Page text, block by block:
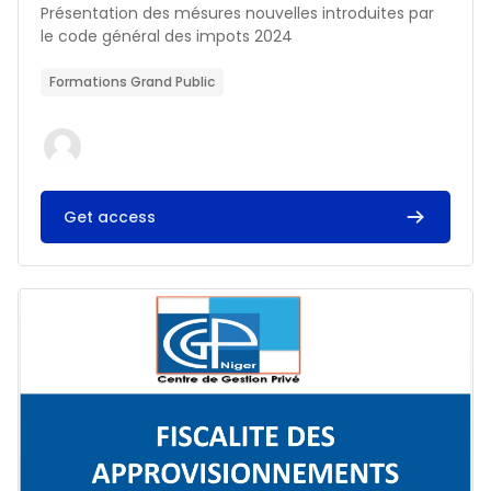
Résumé du cours :
Présentation des mésures nouvelles introduites par
le code général des impots 2024
Formations Grand Public
Get access
Image du cours FISCALITE DES APPROVISIONNEMENTS